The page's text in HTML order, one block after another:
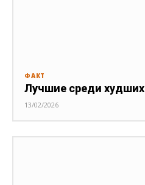
ФАКТ
Лучшие среди худших
13/02/2026